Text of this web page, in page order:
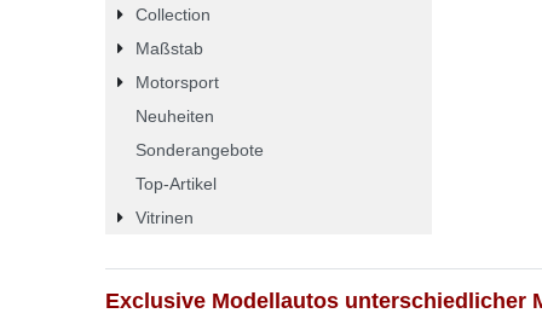
Collection
Maßstab
Motorsport
Neuheiten
Sonderangebote
Top-Artikel
Vitrinen
Exclusive Modellautos unterschiedlicher